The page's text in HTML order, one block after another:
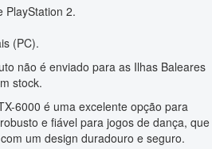
PlayStation 2.
(PC).
não é enviado para as Ilhas Baleares
stock.
6000 é uma excelente opção para
e fiável para jogos de dança, que
um design duradouro e seguro.